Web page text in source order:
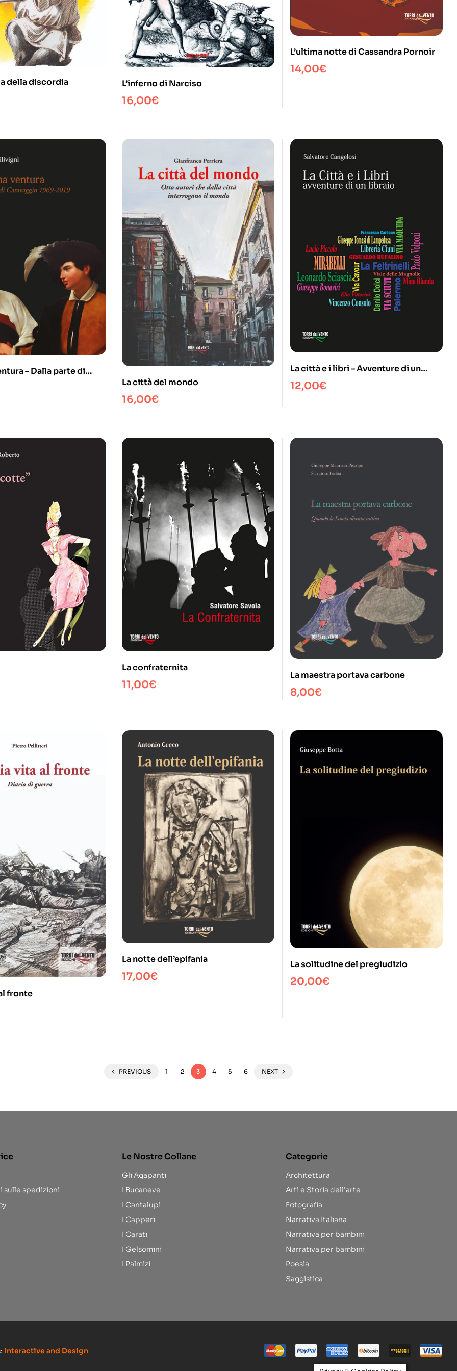
della discordia L’inferno di Narciso
16,00€
L’ultima notte di Cassandra Pornoir
14,00€
– Dalla parte di
– 2019
La città del mondo
16,00€
La città e i libri – Avventure di un
libraio
12,00€
La confraternita
11,00€
La maestra portava carbone
8,00€
fronte
La notte dell’epifania
17,00€
La solitudine del pregiudizio
20,00€
PREVIOUS 1 2 3 4 5 6 NEXT
sulle spedizioni
Le Nostre Collane
Gli Agapanti
I Bucaneve
I Cantalupi
I Capperi
I Carati
I Gelsomini
I Palmizi
Categorie
Architettura
Arti e Storia dell'arte
Fotografia
Narrativa Italiana
Narrativa per bambini
Narrativa per bambini
Poesia
Saggistica
Interactive and Design